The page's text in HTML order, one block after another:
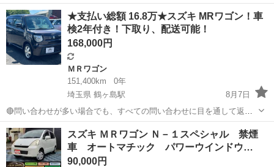
しておりますので、気にせずお気軽にお問い合わせください😊 ◆出品
番号◆ JS6H0410 ◆支払い総額◆ 18.8万円 上記の金額は、消費税、
リサイクル券等...
埼玉 川越市 鶴ヶ島駅 ＭＲワゴン 車両
★支払い総額 16.8万★スズキ MRワゴン！車
検2年付き！下取り、配送可能！
168,000円
ＭＲワゴン
151,400km
0年
埼玉県 鶴ヶ島駅
8月7日
🔴問い合わせが多い場合でも、すべての問い合わせに目を通して返信
しておりますので、気にせずお気軽にお問い合わせください😊 ◆出品
番号◆ JS6H0411 ◆支払い総額◆ 16.8万円 上記の金額は、消費税、リ
サイクル券等...
埼玉 川越市 鶴ヶ島駅 ＭＲワゴン
スズキ ＭＲワゴン Ｎ－１スペシャル 禁煙
車 オートマチック パワーウインドウ…
90,000円